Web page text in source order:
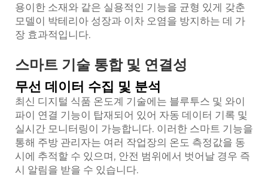
용이한 소재와 같은 실용적인 기능을 균형 있게 갖춘
모델이 박테리아 성장과 이차 오염을 방지하는 데 가
장 효과적입니다.
스마트 기술 통합 및 연결성
무선 데이터 수집 및 분석
최신 디지털 식품 온도계 기술에는 블루투스 및 와이
파이 연결 기능이 탑재되어 있어 자동 데이터 기록 및
실시간 모니터링이 가능합니다. 이러한 스마트 기능을
통해 주방 관리자는 여러 작업장의 온도 측정값을 동
시에 추적할 수 있으며, 안전 범위에서 벗어날 경우 즉
시 알림을 받을 수 있습니다.